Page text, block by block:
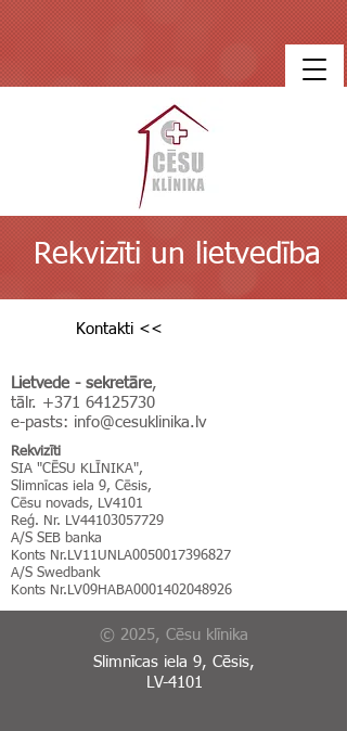
Rekvizīti un lietvedība
Kontakti <<
Lietvede - sekretāre,
tālr. +371 64125730
e-pasts: info@cesuklinika.lv
Rekvizīti
SIA "CĒSU KLĪNIKA",
Slimnīcas iela 9, Cēsis,
Cēsu novads, LV4101
Reģ. Nr. LV44103057729
A/S SEB banka
Konts Nr.LV11UNLA0050017396827
A/S Swedbank
Konts Nr.LV09HABA0001402048926
© 2025, Cēsu klīnika
Slimnīcas iela 9, Cēsis,
LV-4101